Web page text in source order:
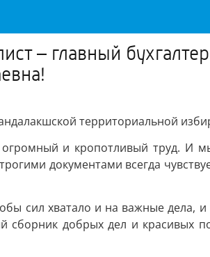
– главный
территориальной
и кропотливый труд. И
документами всегда
сил хватало и на важные дела,
добрых дел и красивых